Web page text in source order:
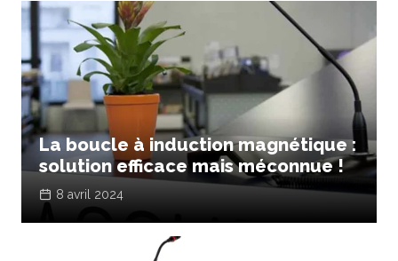
La boucle à induction magnétique :
solution efficace mais méconnue !
8 avril 2024